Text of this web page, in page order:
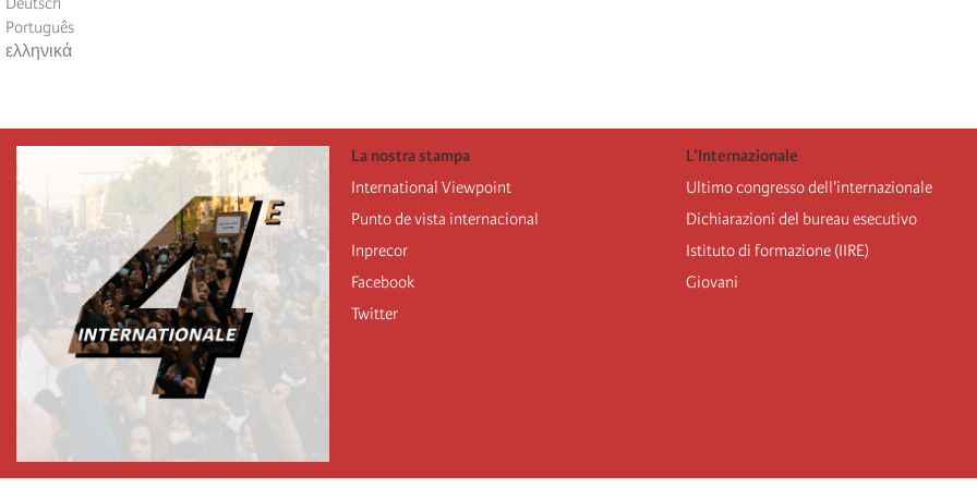
Português
ελληνικά
La nostra stampa
International Viewpoint
Punto de vista internacional
Inprecor
Facebook
Twitter
L’Internazionale
Ultimo congresso dell'internazionale
Dichiarazioni del bureau esecutivo
Istituto di formazione (IIRE)
Giovani